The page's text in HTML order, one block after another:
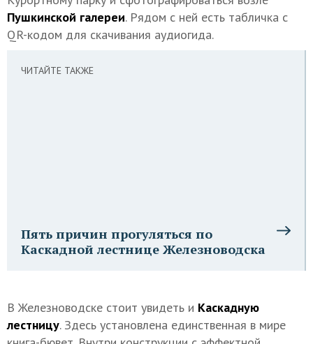
Пушкинской галереи. Рядом с ней есть табличка с
QR-кодом для скачивания аудиогида.
ЧИТАЙТЕ ТАКЖЕ
Пять причин прогуляться по
Каскадной лестнице Железноводска
В Железноводске стоит увидеть и Каскадную
лестницу. Здесь установлена единственная в мире